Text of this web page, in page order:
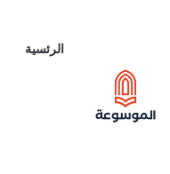
الرئسية